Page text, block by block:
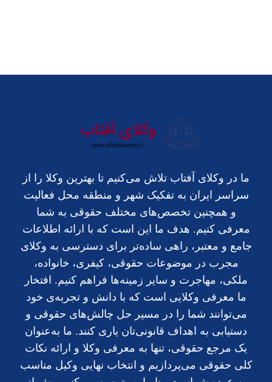
ما در وکلای آفتاب تلاش می‌کنیم تا بهترین وکلا را از
سراسر ایران به تفکیک شهر و منطقه محل فعالیت
و همچنین تخصص‌های مختلف حقوقی به شما
معرفی کنیم. هدف ما این است که با ارائه اطلاعات
جامع و معتبر، راهی ساده‌تر برای دسترسی به وکلای
مجرب در موضوعات حقوقی، کیفری، خانواده،
ملکی، مهاجرت و سایر زمینه‌ها فراهم کنیم. افتخار
ما معرفی وکلایی است که با دانش و تجربه‌ی خود
می‌توانند شما را در مسیر حل چالش‌های حقوقی و
دستیابی به اهداف قانونی‌تان یاری کنند. ما به‌عنوان
یک مرجع حقوقی، تنها به معرفی وکلا و ارائه نکات
کلی حقوقی می‌پردازیم و انتخاب نهایی وکیل مناسب